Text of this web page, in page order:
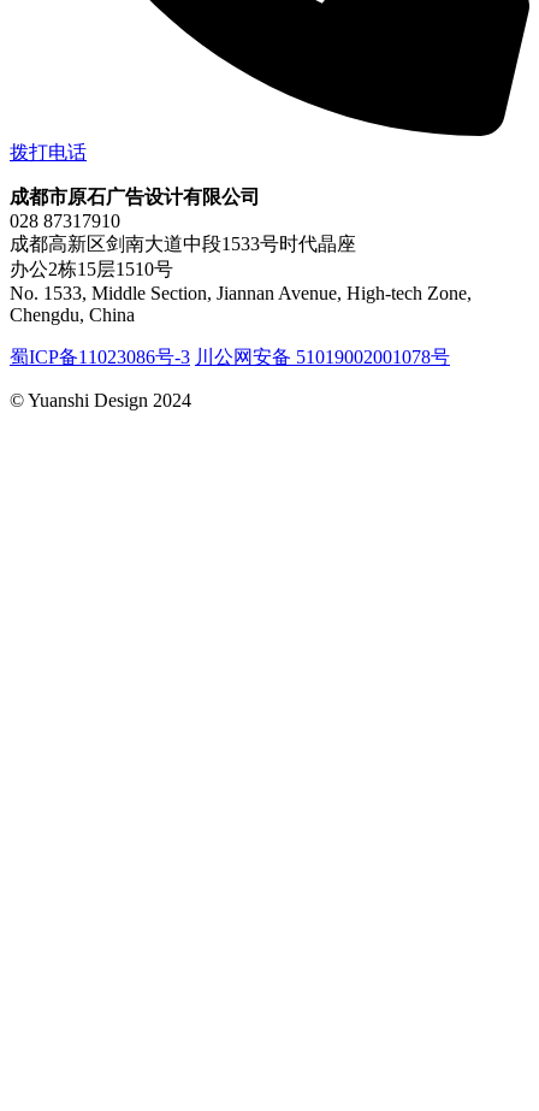
拨打电话
成都市原石广告设计有限公司
028 87317910
成都高新区剑南大道中段1533号时代晶座
办公2栋15层1510号
No. 1533, Middle Section, Jiannan Avenue, High-tech Zone,
Chengdu, China
蜀ICP备11023086号-3 川公网安备 51019002001078号
© Yuanshi Design 2024